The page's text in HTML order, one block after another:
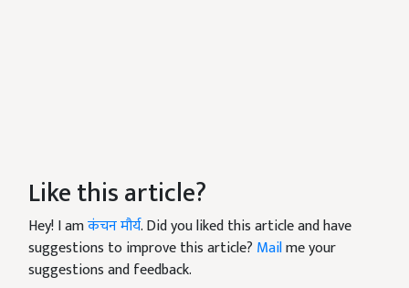
Like this article?
Hey! I amकंचन मौर्य. Did you liked this article and have
suggestions to improve this article? Mailme your
suggestions and feedback.